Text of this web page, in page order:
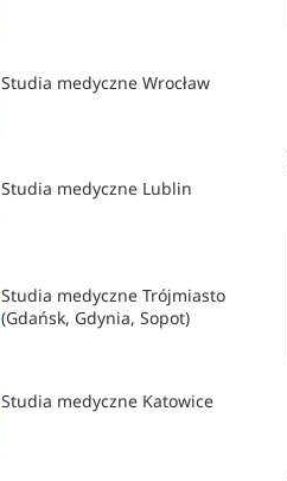
Studia medyczne Wrocław
Studia medyczne Lublin
Studia medyczne Trójmiasto
(Gdańsk, Gdynia, Sopot)
Studia medyczne Katowice